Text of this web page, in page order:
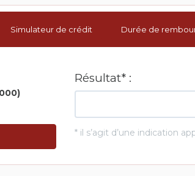
Simulateur de crédit Durée de